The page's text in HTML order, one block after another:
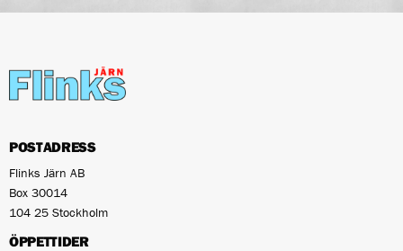
POSTADRESS
Flinks Järn AB
Box 30014
104 25 Stockholm
ÖPPETTIDER